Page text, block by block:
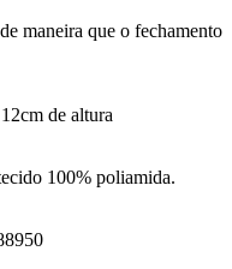
maneira que o fechamento
de altura
100% poliamida.